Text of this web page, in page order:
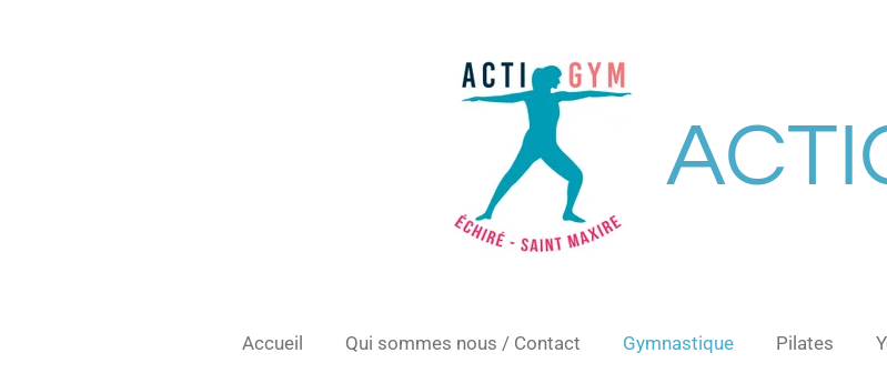
Accueil Qui sommes nous / Contact Gymnastique Pilates